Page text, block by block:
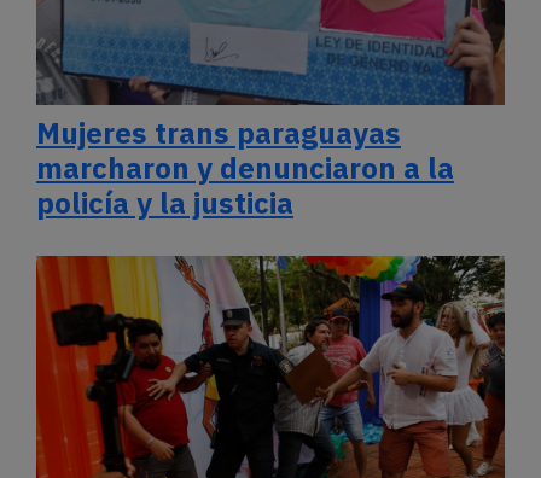
Mujeres trans paraguayas
marcharon y denunciaron a la
policía y la justicia